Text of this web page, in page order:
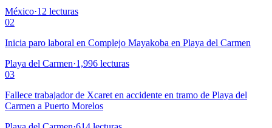
México·12 lecturas
02
Inicia paro laboral en Complejo Mayakoba en Playa del Carmen
Playa del Carmen·1,996 lecturas
03
Fallece trabajador de Xcaret en accidente en tramo de Playa del
Carmen a Puerto Morelos